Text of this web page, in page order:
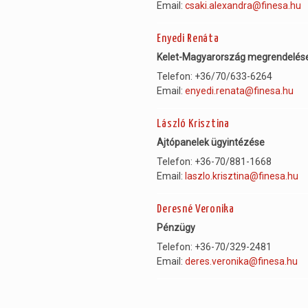
Email:csaki.alexandra@finesa.hu
Enyedi Renáta
Kelet-Magyarország
Telefon: +36/70/633-6264
Email:enyedi.renata@finesa.hu
László Krisztina
Ajtópanelek ügyintézése
Telefon: +36-70/881-1668
Email: laszlo.krisztina@finesa.hu
Deresné Veronika
Pénzügy
Telefon: +36-70/329-2481
Email:deres.veronika@finesa.hu